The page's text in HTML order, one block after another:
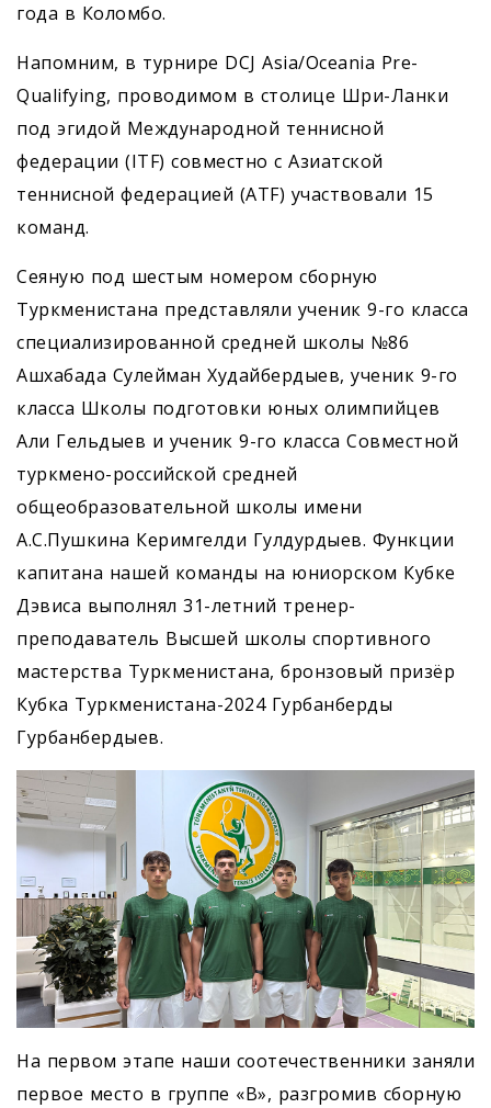
года в Коломбо.
Напомним, в турнире DCJ Asia/Oceania Pre-
Qualifying, проводимом в столице Шри-Ланки
под эгидой Международной теннисной
федерации (ITF) совместно с Азиатской
теннисной федерацией (ATF) участвовали 15
команд.
Сеяную под шестым номером сборную
Туркменистана представляли ученик 9-го класса
специализированной средней школы №86
Ашхабада Сулейман Худайбердыев, ученик 9-го
класса Школы подготовки юных олимпийцев
Али Гельдыев и ученик 9-го класса Совместной
туркмено-российской средней
общеобразовательной школы имени
А.С.Пушкина Керимгелди Гулдурдыев. Функции
капитана нашей команды на юниорском Кубке
Дэвиса выполнял 31-летний тренер-
преподаватель Высшей школы спортивного
мастерства Туркменистана, бронзовый призёр
Кубка Туркменистана-2024 Гурбанберды
Гурбанбердыев.
На первом этапе наши соотечественники заняли
первое место в группе «В», разгромив сборную